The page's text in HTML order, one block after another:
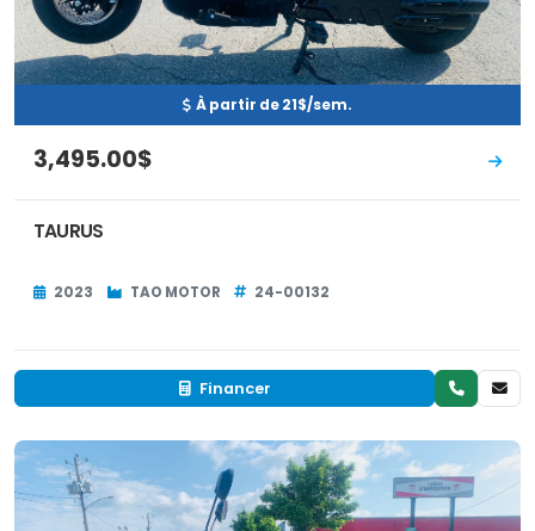
À partir de 21$/sem.
3,495.00$
TAURUS
2023 TAO MOTOR 24-00132
Financer
EN INVENTAIRE Neuf